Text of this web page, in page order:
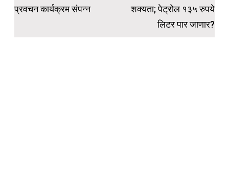
प्रवचन कार्यक्रम संपन्न
शक्यता; पेट्रोल १३५ रुपये
लिटर पार जाणार?